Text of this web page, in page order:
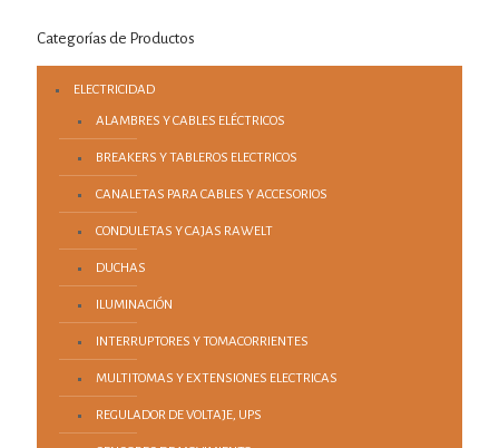
Categorías de Productos
ELECTRICIDAD
ALAMBRES Y CABLES ELÉCTRICOS
BREAKERS Y TABLEROS ELECTRICOS
CANALETAS PARA CABLES Y ACCESORIOS
CONDULETAS Y CAJAS RAWELT
DUCHAS
ILUMINACIÓN
INTERRUPTORES Y TOMACORRIENTES
MULTITOMAS Y EXTENSIONES ELECTRICAS
REGULADOR DE VOLTAJE, UPS